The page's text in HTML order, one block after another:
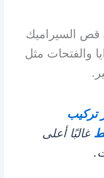
قص السيراميك
والفتحات مثل
تركيب
غالبًا أعلى